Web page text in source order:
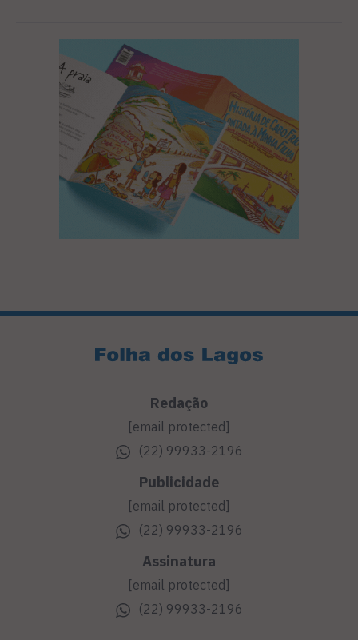
Redação
[email protected]
(22) 99933-2196
Publicidade
[email protected]
(22) 99933-2196
Assinatura
[email protected]
(22) 99933-2196